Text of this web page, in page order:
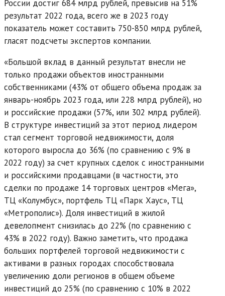
России достиг 684 млрд рублей, превысив на 51%
результат 2022 года, всего же в 2023 году
показатель может составить 750-850 млрд рублей,
гласят подсчеты экспертов компании.
«Большой вклад в данный результат внесли не
только продажи объектов иностранными
собственниками (43% от общего объема продаж за
январь-ноябрь 2023 года, или 228 млрд рублей), но
и российские продажи (57%, или 302 млрд рублей).
В структуре инвестиций за этот период лидером
стал сегмент торговой недвижимости, доля
которого выросла до 36% (по сравнению с 9% в
2022 году) за счет крупных сделок с иностранными
и российскими продавцами (в частности, это
сделки по продаже 14 торговых центров «Мега»,
ТЦ «Колумбус», портфель ТЦ «Парк Хаус», ТЦ
«Метрополис»). Доля инвестиций в жилой
девелопмент снизилась до 22% (по сравнению с
43% в 2022 году). Важно заметить, что продажа
больших портфелей торговой недвижимости с
активами в разных городах способствовала
увеличению доли регионов в общем объеме
инвестиций до 25% (по сравнению с 10% в 2022